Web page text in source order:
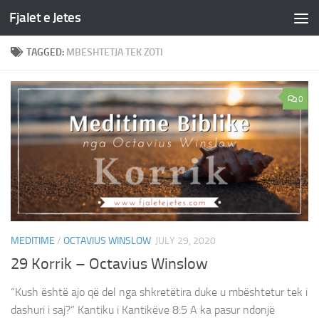
Skip to content
Fjalet e Jetes
TAGGED: MBESHTETJA TEK ZOTI
0
MEDITIME / OCTAVIUS WINSLOW JULY 29, 2020
29 Korrik – Octavius Winslow
“Kush është ajo që del nga shkretëtira duke u mbështetur tek i
dashuri i saj?” Kantiku i Kantikëve 8:5 A ka pasur ndonjë